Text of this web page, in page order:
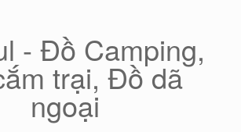
- Đồ Camping,
trại, Đồ dã
ngoại